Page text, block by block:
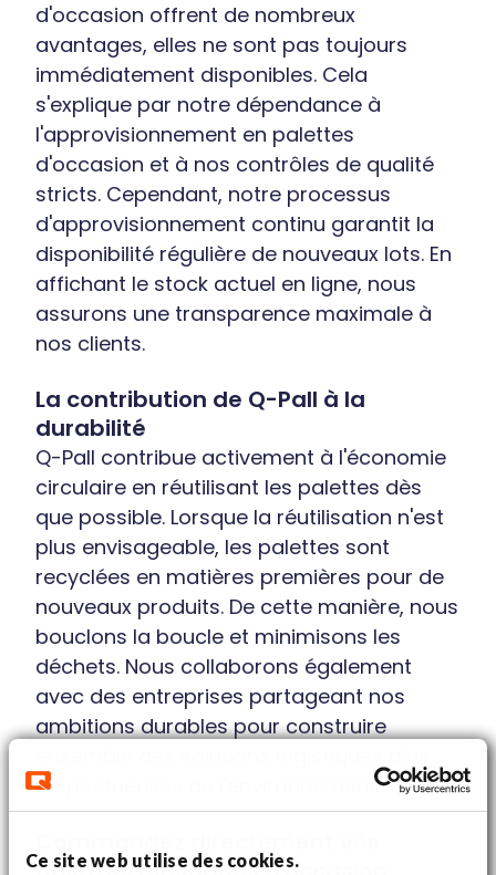
Ce site web utilise des cookies.
d'occasion offrent de nombreux
avantages, elles ne sont pas toujours
immédiatement disponibles. Cela
s'explique par notre dépendance à
l'approvisionnement en palettes
d'occasion et à nos contrôles de qualité
stricts. Cependant, notre processus
d'approvisionnement continu garantit la
disponibilité régulière de nouveaux lots. En
affichant le stock actuel en ligne, nous
assurons une transparence maximale à
nos clients.
La contribution de Q-Pall à la
durabilité
Q-Pall contribue activement à l'économie
circulaire en réutilisant les palettes dès
que possible. Lorsque la réutilisation n'est
plus envisageable, les palettes sont
recyclées en matières premières pour de
nouveaux produits. De cette manière, nous
bouclons la boucle et minimisons les
déchets. Nous collaborons également
avec des entreprises partageant nos
ambitions durables pour construire
respectueuses de l'environnement.